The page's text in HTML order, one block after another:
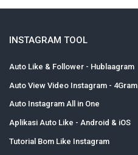
INSTAGRAM TOOL
Auto Like & Follower - Hublaagram
Auto View Video Instagram - 4Gram
Auto Instagram All in One
Aplikasi Auto Like - Android & iOS
Tutorial Bom Like Instagram